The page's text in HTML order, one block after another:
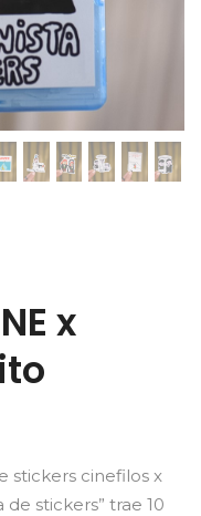
x
stickers cinefilos x
de stickers” trae 10